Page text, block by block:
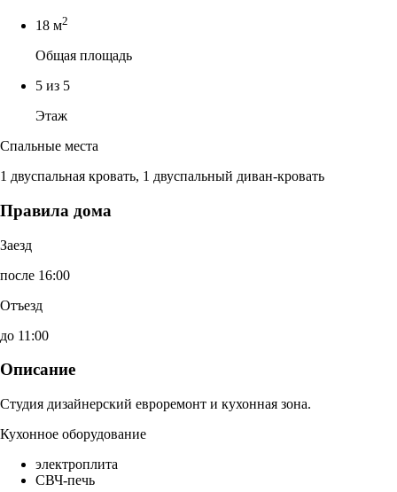
18 м2
Общая площадь
5 из 5
Этаж
Спальные места
1 двуспальная кровать, 1 двуспальный диван-кровать
Правила дома
Заезд
после 16:00
Отъезд
до 11:00
Описание
Студия дизайнерский евроремонт и кухонная зона.
Кухонное оборудование
электроплита
СВЧ-печь